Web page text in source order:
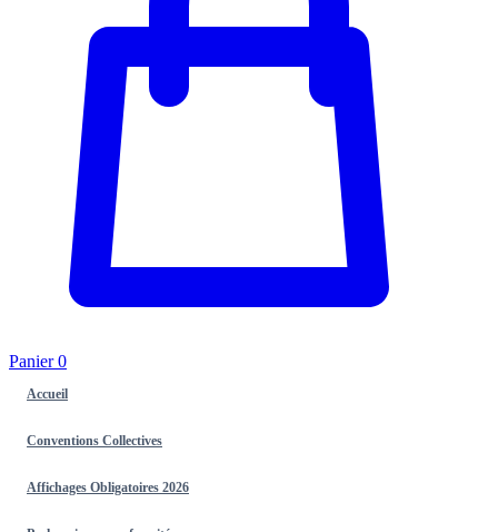
Panier0
Accueil
Conventions Collectives
Affichages Obligatoires 2026